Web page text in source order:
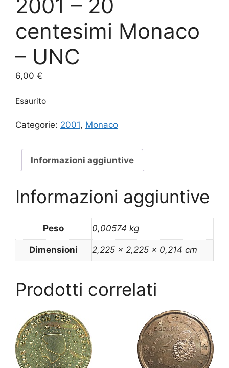
centesimi Monaco
– UNC
6,00 €
Esaurito
Categorie: 2001, Monaco
Informazioni aggiuntive
Informazioni aggiuntive
Peso 0,00574 kg
Dimensioni 2,225 × 2,225 × 0,214 cm
Prodotti correlati